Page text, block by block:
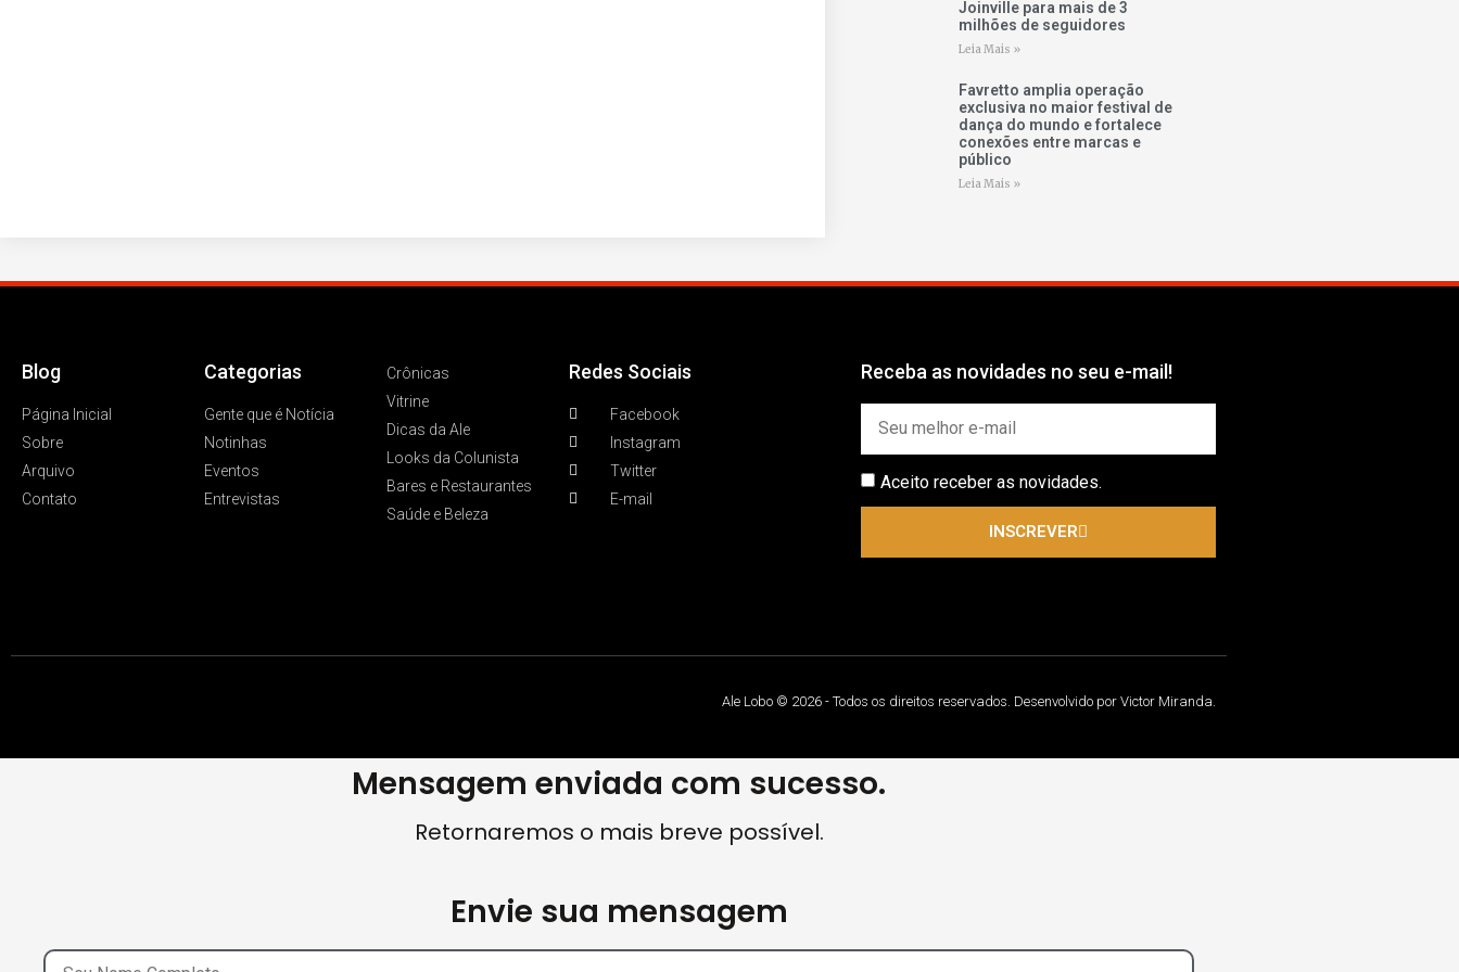
Joinville para mais de 3
milhões de seguidores
Leia Mais »
Favretto amplia operação
exclusiva no maior festival de
dança do mundo e fortalece
conexões entre marcas e
público
Leia Mais »
Blog
Página Inicial
Sobre
Arquivo
Contato
Categorias
Gente que é Notícia
Notinhas
Eventos
Entrevistas
Crônicas
Vitrine
Dicas da Ale
Looks da Colunista
Bares e Restaurantes
Saúde e Beleza
Redes Sociais
Facebook
Instagram
Twitter
E-mail
Receba as novidades no seu e-mail!
Aceito receber as novidades.
INSCREVER
Ale Lobo © 2026 - Todos os direitos reservados. Desenvolvido por Victor Miranda.
Mensagem enviada com sucesso.
Retornaremos o mais breve possível.
Envie sua mensagem